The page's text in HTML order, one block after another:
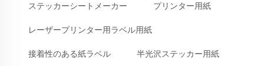
ステッカーシートメーカー プリンター用紙
レーザープリンター用ラベル用紙
接着性のある紙ラベル 半光沢ステッカー用紙